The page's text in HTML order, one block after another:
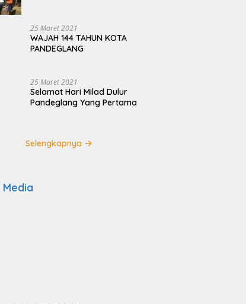
25 Maret 2021
WAJAH 144 TAHUN KOTA
PANDEGLANG
25 Maret 2021
Selamat Hari Milad Dulur
Pandeglang Yang Pertama
Selengkapnya